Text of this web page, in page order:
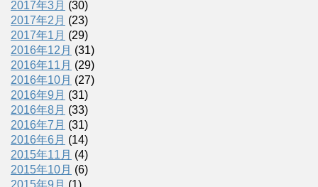
2017年3月 (30)
2017年2月 (23)
2017年1月 (29)
2016年12月 (31)
2016年11月 (29)
2016年10月 (27)
2016年9月 (31)
2016年8月 (33)
2016年7月 (31)
2016年6月 (14)
2015年11月 (4)
2015年10月 (6)
2015年9月 (1)